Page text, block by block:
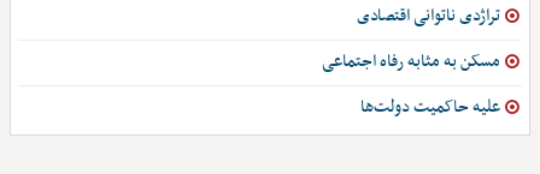
تراژدی ناتوانی اقتصادی
مسکن به مثابه رفاه اجتماعی
علیه حاکمیت دولت‌ها